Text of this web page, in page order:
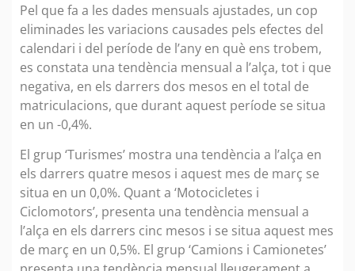
Pel que fa a les dades mensuals ajustades, un cop
eliminades les variacions causades pels efectes del
calendari i del període de l’any en què ens trobem,
es constata una tendència mensual a l’alça, tot i que
negativa, en els darrers dos mesos en el total de
matriculacions, que durant aquest període se situa
en un -0,4%.
El grup ‘Turismes’ mostra una tendència a l’alça en
els darrers quatre mesos i aquest mes de març se
situa en un 0,0%. Quant a ‘Motocicletes i
Ciclomotors’, presenta una tendència mensual a
l’alça en els darrers cinc mesos i se situa aquest mes
de març en un 0,5%. El grup ‘Camions i Camionetes’